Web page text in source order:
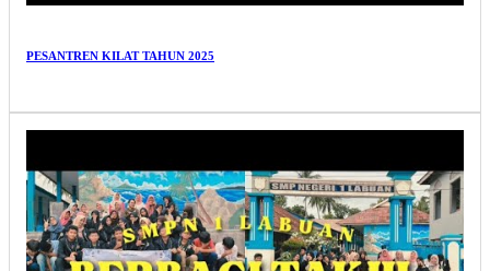
PESANTREN KILAT TAHUN 2025